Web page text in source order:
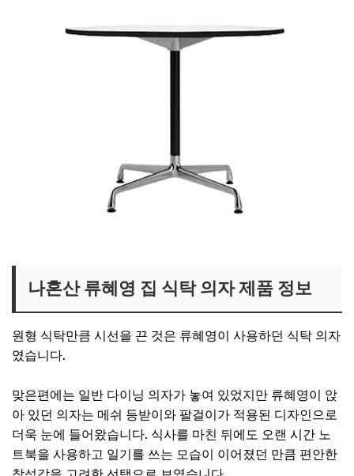
나혼산 류혜영 집 식탁 의자 제품 정보
원형 식탁만큼 시선을 끈 것은 류혜영이 사용하던 식탁 의자
였습니다.
맞은편에는 일반 다이닝 의자가 놓여 있었지만 류혜영이 앉
아 있던 의자는 메쉬 등받이와 팔걸이가 적용된 디자인으로
더욱 눈에 들어왔습니다. 식사를 마친 뒤에도 오랜 시간 노
트북을 사용하고 일기를 쓰는 모습이 이어졌던 만큼 편안한